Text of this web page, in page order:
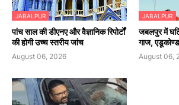
JABALPUR
पांच साल की डीएनए और वैज्ञानिक रिपोर्टों
की होगी उच्च स्तरीय जांच
August 06, 2026
JABALPUR
जबलपुर में
गाज,
August 06,